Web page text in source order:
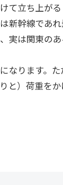
て立ち上が
新幹線であ
実は関東の
なります。
と）荷重を